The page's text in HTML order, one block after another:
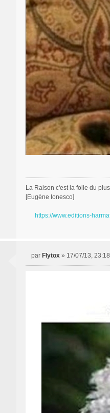
n
l
La Raison c'est la folie du
[Eugène Ionesco]
https://www.editions-
par Flytox » 17/07/13, 23:18